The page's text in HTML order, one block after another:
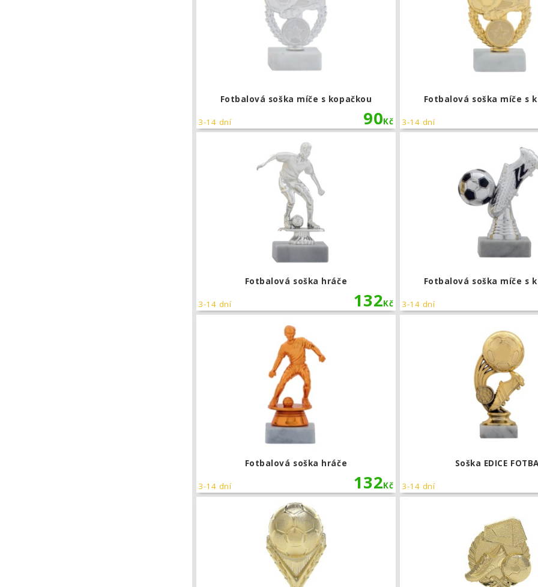
Fotbalová soška míče s kopačkou
90Kč
3-14 dní
Fotbalová soška míče s
3-14 dní
Fotbalová soška hráče
132Kč
3-14 dní
Fotbalová soška míče s
3-14 dní
Fotbalová soška hráče
132Kč
3-14 dní
Soška EDICE
3-14 dní